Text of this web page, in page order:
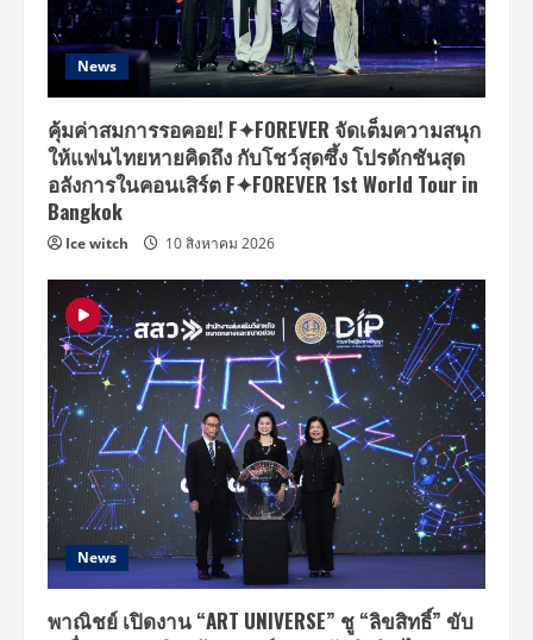
News
คุ้มค่าสมการรอคอย! F✦FOREVER จัดเต็มความสนุก
ให้แฟนไทยหายคิดถึง กับโชว์สุดซึ้ง โปรดักชันสุด
อลังการในคอนเสิร์ต F✦FOREVER 1st World Tour in
Bangkok
Ice witch 10 สิงหาคม 2026
News
พาณิชย์ เปิดงาน “ART UNIVERSE” ชู “ลิขสิทธิ์” ขับ